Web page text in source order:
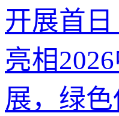
开展首
亮相
展，绿